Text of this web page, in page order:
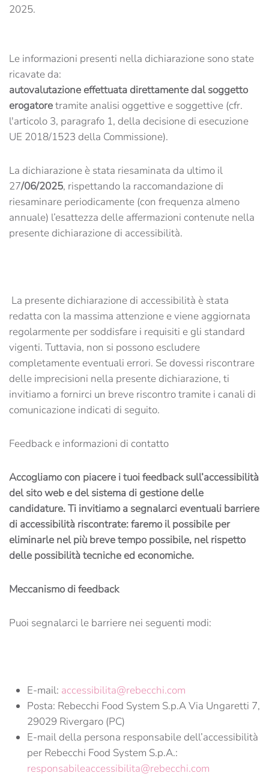
2025.
Le informazioni presenti nella dichiarazione sono state
ricavate da:
autovalutazione effettuata direttamente dal soggetto
erogatoretramite analisi oggettive e soggettive (cfr.
l'articolo 3, paragrafo 1, della decisione di esecuzione
UE 2018/1523 della Commissione).
La dichiarazione è stata riesaminata da ultimo il
27/06/2025, rispettando la raccomandazione di
riesaminare periodicamente (con frequenza almeno
annuale) l’esattezza delle affermazioni contenute nella
presente dichiarazione di accessibilità.
La presente dichiarazione di accessibilità è stata
redatta con la massima attenzione e viene aggiornata
regolarmente per soddisfare i requisiti e gli standard
vigenti. Tuttavia, non si possono escludere
completamente eventuali errori. Se dovessi riscontrare
delle imprecisioni nella presente dichiarazione, ti
invitiamo a fornirci un breve riscontro tramite i canali di
comunicazione indicati di seguito.
Feedback e informazioni di contatto
Accogliamo con piacere i tuoi feedback sull’accessibilità
del sito web e del sistema di gestione delle
candidature. Ti invitiamo a segnalarci eventuali barriere
di accessibilità riscontrate: faremo il possibile per
eliminarle nel più breve tempo possibile, nel rispetto
delle possibilità tecniche ed economiche.
Meccanismo di feedback
Puoi segnalarci le barriere nei seguenti modi:
E-mail: accessibilita@rebecchi.com
Posta: Rebecchi Food System S.p.A Via Ungaretti 7,
29029 Rivergaro (PC)
E-mail della persona responsabile dell’accessibilità
per Rebecchi Food System S.p.A.:
responsabileaccessibilita@rebecchi.com